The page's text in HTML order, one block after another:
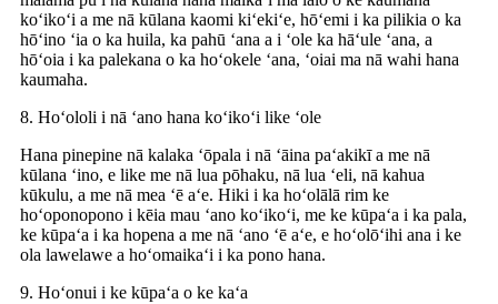
koʻikoʻi a me nā kūlana kaomi kiʻekiʻe, hōʻemi i ka pilikia o ka
hōʻino ʻia o ka huila, ka pahū ʻana a i ʻole ka hāʻule ʻana, a
hōʻoia i ka palekana o ka hoʻokele ʻana, ʻoiai ma nā wahi hana
kaumaha.
8. Hoʻololi i nā ʻano hana koʻikoʻi like ʻole
Hana pinepine nā kalaka ʻōpala i nā ʻāina paʻakikī a me nā
kūlana ʻino, e like me nā lua pōhaku, nā lua ʻeli, nā kahua
kūkulu, a me nā mea ʻē aʻe. Hiki i ka hoʻolālā rim ke
hoʻoponopono i kēia mau ʻano koʻikoʻi, me ke kūpaʻa i ka pala,
ke kūpaʻa i ka hopena a me nā ʻano ʻē aʻe, e hoʻolōʻihi ana i ke
ola lawelawe a hoʻomaikaʻi i ka pono hana.
9. Hoʻonui i ke kūpaʻa o ke kaʻa